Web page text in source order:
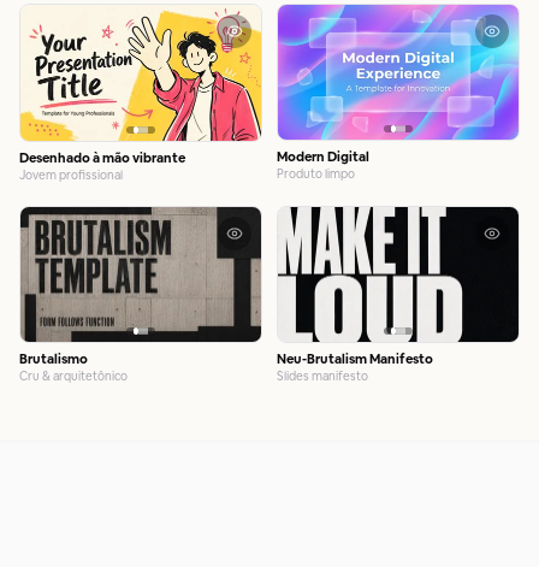
Desenhado à mão vibrante
Jovem profissional
Modern Digital
Produto limpo
Brutalismo
Cru & arquitetônico
Neu-Brutalism Manifesto
Slides manifesto